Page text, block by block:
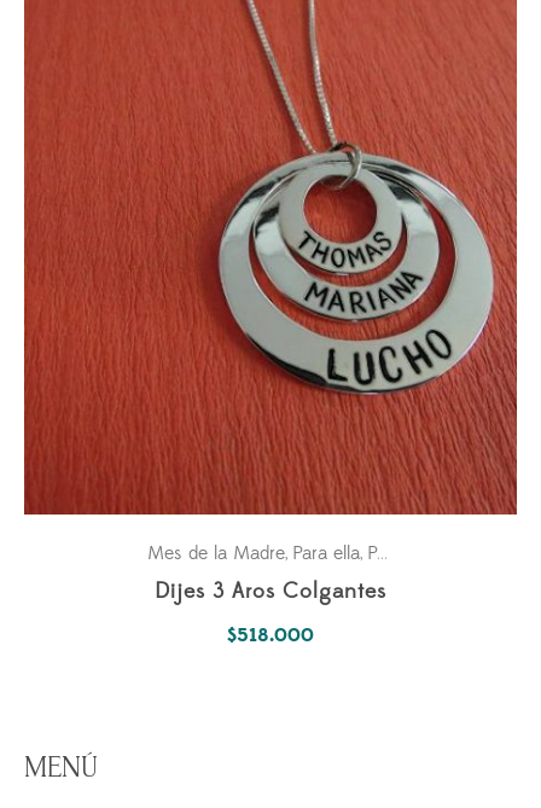
Mes de la Madre, Para ella, Pasiones
Dijes 3 Aros Colgantes
$518.000
MENÚ